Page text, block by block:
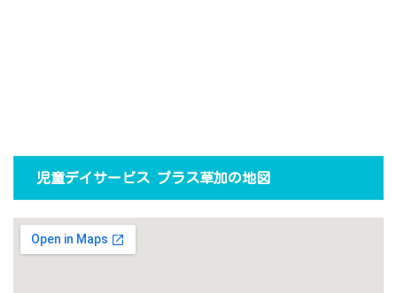
児童デイサービス プラス草加の地図